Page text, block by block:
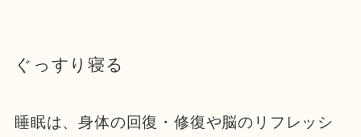
ぐっすり寝る
睡眠は、身体の回復・修復や脳のリフレッシ